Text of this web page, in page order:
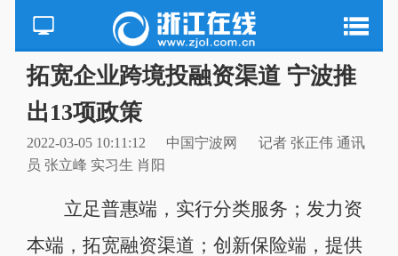
拓宽企业跨境投融资渠道 宁波推
出13项政策
2022-03-05 10:11:12 中国宁波网
记者 张正伟 通讯
员 张立峰 实习生 肖阳
立足普惠端，实行分类服务；发力资
本端，拓宽融资渠道；创新保险端，提供